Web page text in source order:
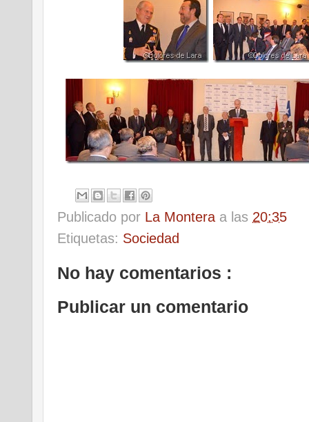
Publicado por La Montera a las 20:35
Etiquetas: Sociedad
No hay comentarios :
Publicar un comentario